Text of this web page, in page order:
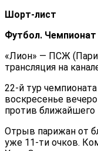
Шорт-лист
Футбол. Чемпионат
«Лион» — ПСЖ
трансляция на
22-й тур
воскресенье
против ближайшего
Отрыв парижан от
уже 11-ти очков.